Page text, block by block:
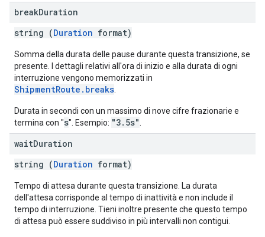
breakDuration
string (Duration format)
Somma della durata delle pause durante questa transizione, se
presente. I dettagli relativi all'ora di inizio e alla durata di ogni
interruzione vengono memorizzati in
ShipmentRoute.breaks
Durata in secondi con un massimo di nove cifre frazionarie e
termina con "s". Esempio: "3.5s"
waitDuration
string (Duration format)
Tempo di attesa durante questa transizione. La durata
dell'attesa corrisponde al tempo di inattività e non include il
tempo di interruzione. Tieni inoltre presente che questo tempo
di attesa può essere suddiviso in più intervalli non contigui.